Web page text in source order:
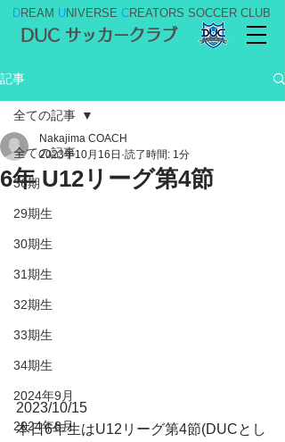
DREAM UNIVERSE CREATORS SOCCER CLUB
DUC サッカークラブ
記事
全ての記事
36期
29期生
30期生
31期生
32期生
33期生
34期生
2024年9月
2024年8月
全ての記事
6年 U12リーグ第4節
Nakajima COACH
2023年10月16日 読了時間: 1分
2023/10/15
本日6年生はU12リーグ第4節(DUCとし